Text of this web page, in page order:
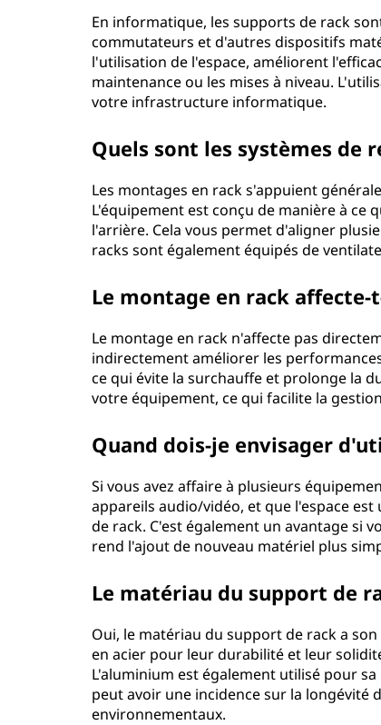
En informatique, les supports de rack
commutateurs et d'autres dispositifs
l'utilisation de l'espace, améliorent
maintenance ou les mises à niveau.
votre infrastructure informatique.
Quels sont les systèmes de
Les montages en rack s'appuient
L'équipement est conçu de manière à ce
l'arrière. Cela vous permet d'aligner
racks sont également équipés de
Le montage en rack
Le montage en rack n'affecte pas
indirectement améliorer les
ce qui évite la surchauffe et prolonge la
votre équipement, ce qui facilite la
Quand dois-je envisager
Si vous avez affaire à plusieurs
appareils audio/vidéo, et que l'espace
de rack. C'est également un avantage si
rend l'ajout de nouveau matériel plus
Le matériau du support de
Oui, le matériau du support de rack a
en acier pour leur durabilité et leur
L'aluminium est également utilisé pour
peut avoir une incidence sur la longévité
environnementaux.